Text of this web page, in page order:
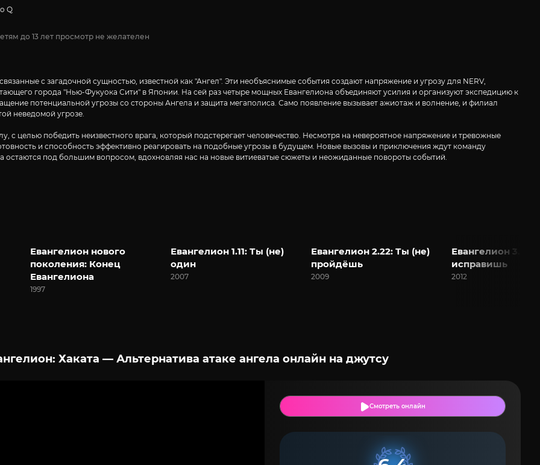
Q
до 13 лет просмотр не желателен
с загадочной сущностью, известной как "Ангел". Эти необъяснимые события создают напряжение и угрозу для NERV,
города "Нью-Фукуока Сити" в Японии. На сей раз четыре мощных Евангелиона объединяют усилия и организуют экспедицию к
потенциальной угрозы со стороны Ангела и защита мегаполиса. Само появление вызывает ажиотаж и волнение, и филиал
неведомой угрозе.
с целью победить неизвестного врага, который подстерегает человечество. Несмотря на невероятное напряжение и тревожные
и способность эффективно реагировать на подобные угрозы в будущем. Новые вызовы и приключения ждут команду
остаются под большим вопросом, вдохновляя нас на новые витиеватые сюжеты и неожиданные повороты событий.
Евангелион нового
поколения: Конец
Евангелиона
1997
Евангелион 1.11: Ты (не)
один
2007
Евангелион 2.22: Ты (не)
пройдёшь
2009
Евангелион 3.33:
исправишь
2012
Хаката — Альтернатива атаке ангела онлайн на джутсу
Смотреть онлайн